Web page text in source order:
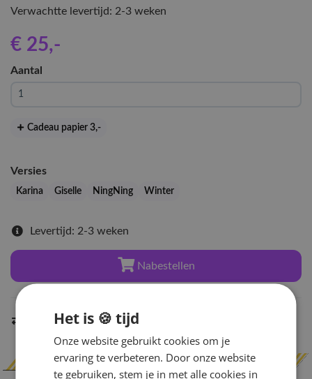
Verwachtte levertijd: 2-3 weken
€ 25,-
Aantal
Cadeau papier 3,-
Versies
Karina Giselle NingNing Winter
Levertijd: 2-3 weken
Nabestellen
Indien op voorraad binnen 2 werkdagen
Het is 🍪 tijd
Onze website gebruikt cookies om je
ervaring te verbeteren. Door onze website
te gebruiken, stem je in met alle cookies in